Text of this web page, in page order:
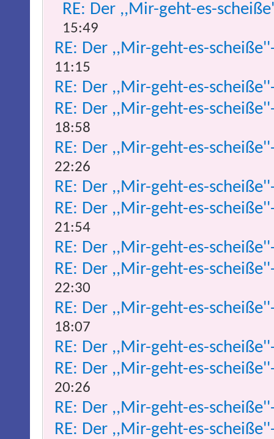
RE: Der ,,Mir-geht-es-
15:49
RE: Der ,,Mir-geht-es-
11:15
RE: Der ,,Mir-geht-es-
RE: Der ,,Mir-geht-es-
18:58
RE: Der ,,Mir-geht-es-
22:26
RE: Der ,,Mir-geht-es-
RE: Der ,,Mir-geht-es-
21:54
RE: Der ,,Mir-geht-es-
RE: Der ,,Mir-geht-es-
22:30
RE: Der ,,Mir-geht-es-
18:07
RE: Der ,,Mir-geht-es-
RE: Der ,,Mir-geht-es-
20:26
RE: Der ,,Mir-geht-es-
RE: Der ,,Mir-geht-es-